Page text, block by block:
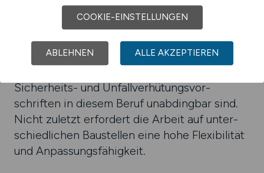
hand­werk­lichem Geschick uner­läss­lich, das
man idealer­weise mit­bringt. Darüber hinaus
ist Sorg­falt ein weiterer wich­tiger Faktor, da
eine exakte Durch­führung von Dicht­heits­
Sicher­heits- und Unfall­ver­hütungs­vor­
schriften in diesem Beruf unab­ding­bar sind.
Nicht zuletzt erfor­dert die Arbeit auf unter­
schied­lichen Bau­stellen eine hohe Flexi­bili­tät
und Anpassungs­fähig­keit.
COOKIE-EINSTELLUNGEN
ABLEHNEN ALLE AKZEPTIEREN